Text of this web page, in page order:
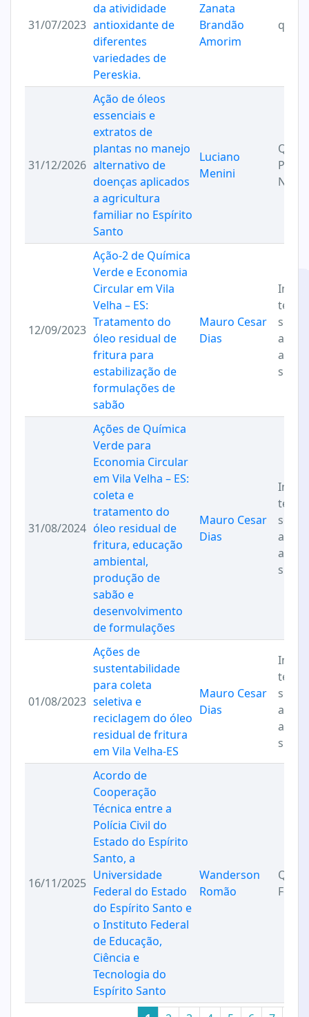
31/07/2023
da ativididade
antioxidante de
diferentes
variedades de
Pereskia.
Zanata
Brandão
Amorim
31/12/2026
Ação de óleos
essenciais e
extratos de
plantas no manejo
alternativo de
doenças aplicados
a agricultura
familiar no Espírito
Santo
Luciano
Menini
12/09/2023
Ação-2 de Química
Verde e Economia
Circular em Vila
Velha – ES:
Tratamento do
óleo residual de
fritura para
estabilização de
formulações de
sabão
Mauro Cesar
Dias
a
31/08/2024
Ações de Química
Verde para
Economia Circular
em Vila Velha – ES:
coleta e
tratamento do
óleo residual de
fritura, educação
ambiental,
produção de
sabão e
desenvolvimento
de formulações
Mauro Cesar
Dias
a
01/08/2023
Ações de
sustentabilidade
para coleta
seletiva e
reciclagem do óleo
residual de fritura
em Vila Velha-ES
Mauro Cesar
Dias
a
16/11/2025
Acordo de
Cooperação
Técnica entre a
Polícia Civil do
Estado do Espírito
Santo, a
Universidade
Federal do Estado
do Espírito Santo e
o Instituto Federal
de Educação,
Ciência e
Tecnologia do
Espírito Santo
Wanderson
Romão